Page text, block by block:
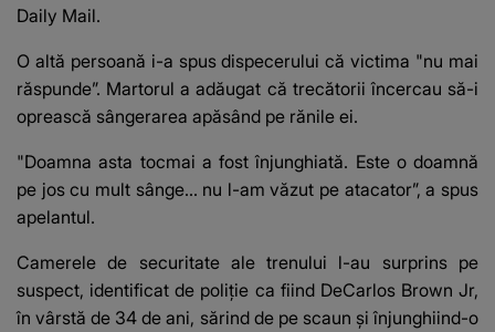
Daily Mail.
O altă persoană i-a spus dispecerului că victima "nu mai
răspunde”. Martorul a adăugat că trecătorii încercau să-i
oprească sângerarea apăsând pe rănile ei.
"Doamna asta tocmai a fost înjunghiată. Este o doamnă
pe jos cu mult sânge... nu l-am văzut pe atacator”, a spus
apelantul.
Camerele de securitate ale trenului l-au surprins pe
suspect, identificat de poliție ca fiind DeCarlos Brown Jr,
în vârstă de 34 de ani, sărind de pe scaun și înjunghiind-o